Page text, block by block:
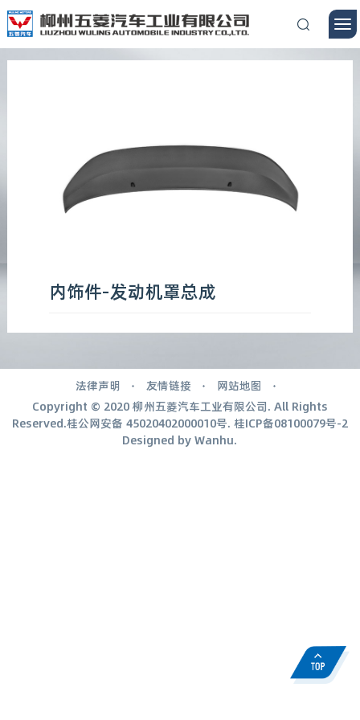
内饰件-发动机罩总成
法律声明 友情链接
网站地图
Copyright © 2020 柳州五菱汽车工业有限公司. All Rights
Reserved.桂公网安备 45020402000010号. 桂ICP备08100079号-2
Designed byWanhu.